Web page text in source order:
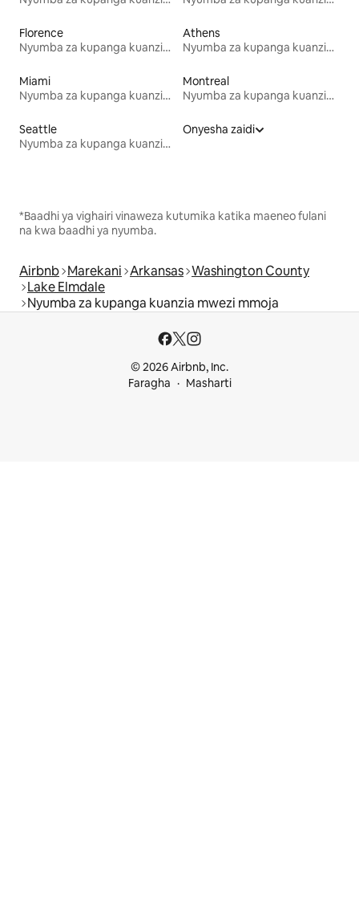
Florence
Nyumba za kupanga kuanzia mwezi mmoja
Athens
Nyumba za kupanga kuanzia mwezi mmoja
Miami
Nyumba za kupanga kuanzia mwezi mmoja
Montreal
Nyumba za kupanga kuanzia mwezi mmoja
Seattle
Nyumba za kupanga kuanzia mwezi mmoja
Onyesha zaidi
*Baadhi ya vighairi vinaweza kutumika katika maeneo fulani
na kwa baadhi ya nyumba.
Airbnb Marekani Arkansas Washington County
Lake Elmdale
Nyumba za kupanga kuanzia mwezi mmoja
© 2026 Airbnb, Inc.
Faragha
Masharti